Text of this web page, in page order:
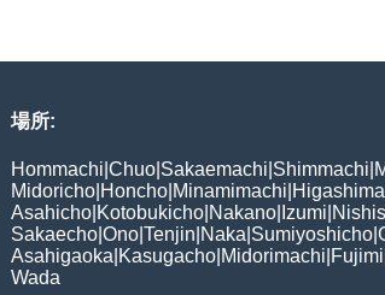
場所:
Hommachi Chuo Sakaemachi Shimmachi
Midoricho Honcho Minamimachi
Asahicho Kotobukicho Nakano Izumi
Sakaecho Ono Tenjin Naka Sumiyoshicho
Asahigaoka Kasugacho Midorimachi Fujimi
Wada